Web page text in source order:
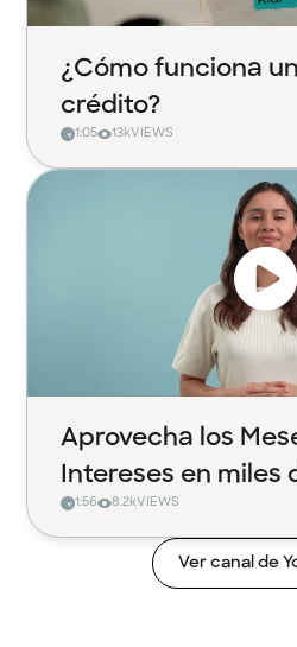
¿Cómo funciona
crédito?
1:05 13kVIEWS
Aprovecha los
Intereses en miles
con Klar
1:56 8.2kVIEWS
Ver canal de